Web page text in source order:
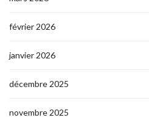
février 2026
janvier 2026
décembre 2025
novembre 2025